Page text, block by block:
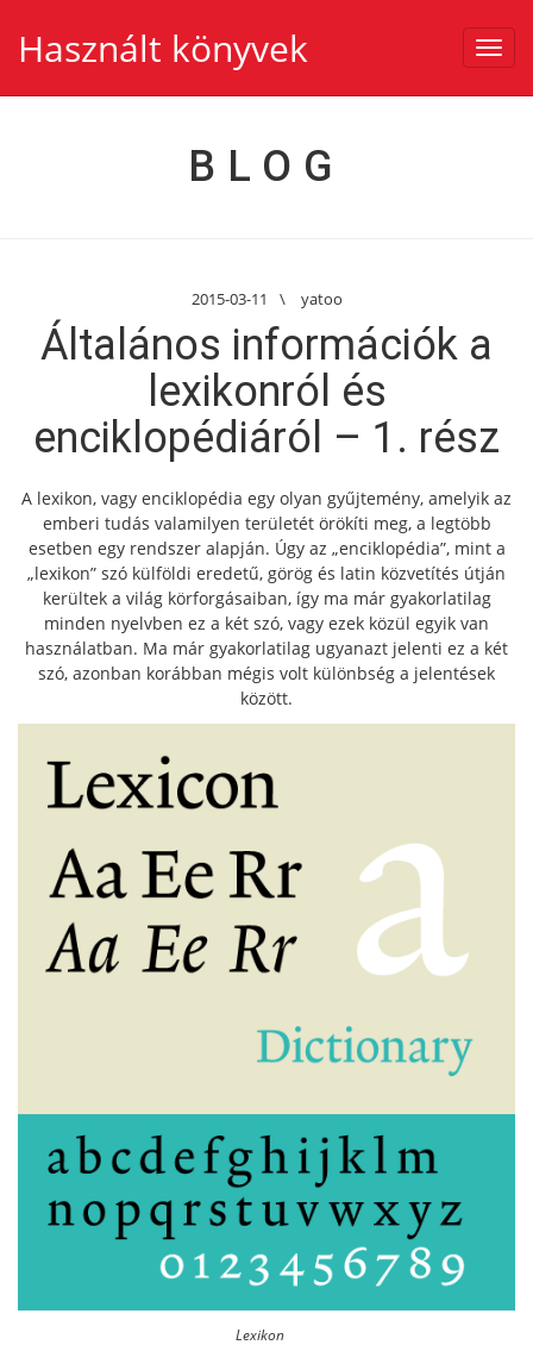
Használt könyvek
BLOG
2015-03-11 \ yatoo
Általános információk a
lexikonról és
enciklopédiáról – 1. rész
A lexikon, vagy enciklopédia egy olyan gyűjtemény, amelyik az
emberi tudás valamilyen területét örökíti meg, a legtöbb
esetben egy rendszer alapján. Úgy az „enciklopédia”, mint a
„lexikon” szó külföldi eredetű, görög és latin közvetítés útján
kerültek a világ körforgásaiban, így ma már gyakorlatilag
minden nyelvben ez a két szó, vagy ezek közül egyik van
használatban. Ma már gyakorlatilag ugyanazt jelenti ez a két
szó, azonban korábban mégis volt különbség a jelentések
között.
Lexikon